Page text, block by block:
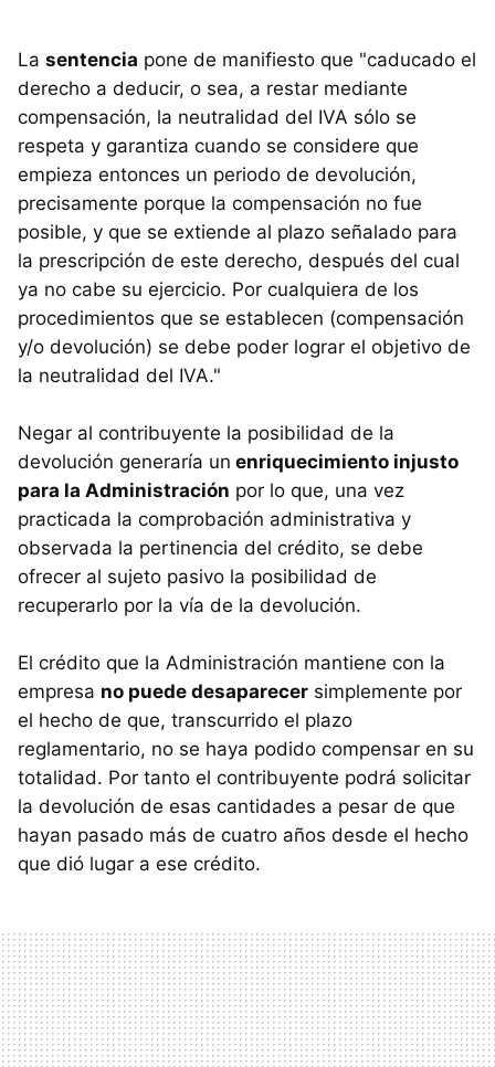
La sentencia pone de manifiesto que "caducado el
derecho a deducir, o sea, a restar mediante
compensación, la neutralidad del IVA sólo se
respeta y garantiza cuando se considere que
empieza entonces un periodo de devolución,
precisamente porque la compensación no fue
posible, y que se extiende al plazo señalado para
la prescripción de este derecho, después del cual
ya no cabe su ejercicio. Por cualquiera de los
procedimientos que se establecen (compensación
y/o devolución) se debe poder lograr el objetivo de
la neutralidad del IVA."
Negar al contribuyente la posibilidad de la
devolución generaría un enriquecimiento injusto
para la Administración por lo que, una vez
practicada la comprobación administrativa y
observada la pertinencia del crédito, se debe
ofrecer al sujeto pasivo la posibilidad de
recuperarlo por la vía de la devolución.
El crédito que la Administración mantiene con la
empresa no puede desaparecer simplemente por
el hecho de que, transcurrido el plazo
reglamentario, no se haya podido compensar en su
totalidad. Por tanto el contribuyente podrá solicitar
la devolución de esas cantidades a pesar de que
hayan pasado más de cuatro años desde el hecho
que dió lugar a ese crédito.